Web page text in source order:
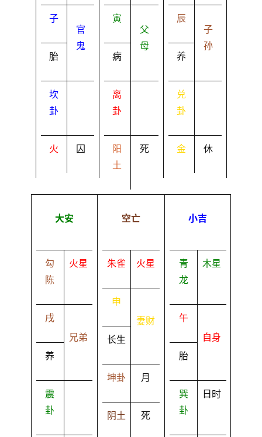
子
胎
官
鬼
坎
卦
火 囚
寅
病
父
母
离
卦
阳
土
死
辰
养
子
孙
兑
卦
金 休
大安
勾
陈
火星
戌
养
兄弟
震
卦
空亡
朱雀 火星
申
长生
妻财
坤卦 月
阴土 死
小吉
青
龙
木星
午
胎
自身
巽
卦
日时